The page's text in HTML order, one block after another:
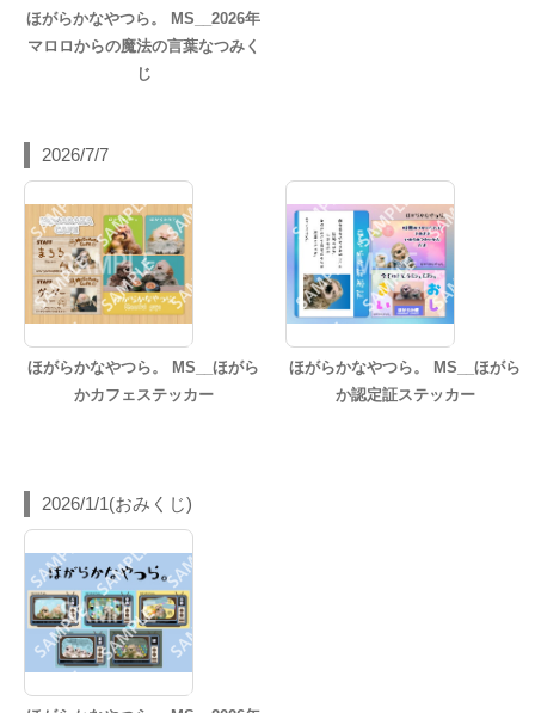
ほがらかなやつら。 MS__2026年
マロロからの魔法の言葉なつみく
じ
2026/7/7
ほがらかなやつら。 MS__ほがら
かカフェステッカー
ほがらかなやつら。 MS__ほがら
か認定証ステッカー
2026/1/1(おみくじ)